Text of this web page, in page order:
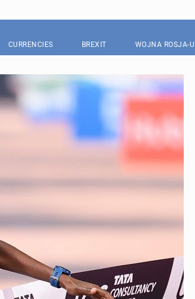
CURRENCIES BREXIT WOJNA ROSJA-